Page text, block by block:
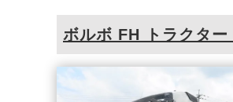
ボルボ FH トラクター